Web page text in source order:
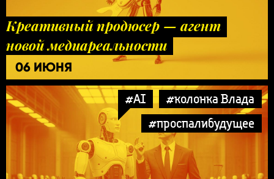
Креативный продюсер — агент
новой медиареальности
06 ИЮНЯ
#AI
#колонка Влада
#проспалибудущее